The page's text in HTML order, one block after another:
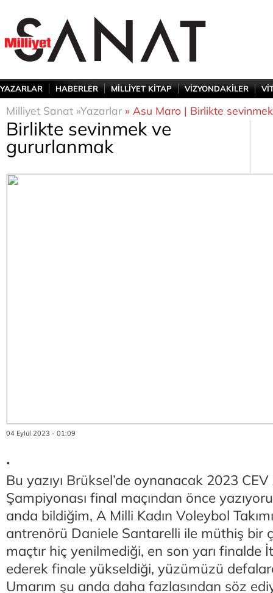
YAZARLAR HABERLER MİLLİYET KİTAP VİZYONDAKİLER
Milliyet Sanat »Yazarlar» Asu Maro | Birlikte
Birlikte sevinmek ve
gururlanmak
04 Eylül 2023 - 01:09
.
Bu yazıyı Brüksel’de oynanacak 2023
Şampiyonası final maçından önce
anda bildiğim, A Milli Kadın Voleybol
antrenörü Daniele Santarelli ile müthiş bir
maçtır hiç yenilmediği, en son yarı finalde
ederek finale yükseldiği, yüzümüzü
Umarım şu anda daha fazlasından söz